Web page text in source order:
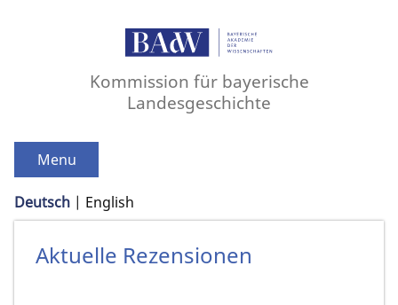
Kommission für bayerische
Landesgeschichte
Menu
Deutsch English
Aktuelle Rezensionen